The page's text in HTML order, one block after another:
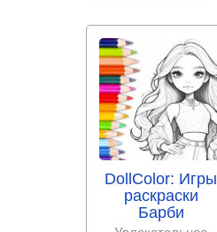
DollColor: Игры
раскраски
Барби